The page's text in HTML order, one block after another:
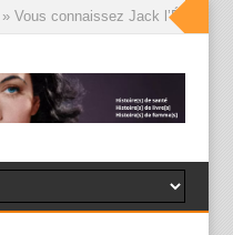
» Vous connaissez Jack